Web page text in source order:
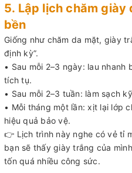
5. Lập lịch chăm
bền
Giống như chăm da mặt, giày
định kỳ”.
• Sau mỗi 2–3 ngày: lau
tích tụ.
• Sau mỗi 2–3 tuần: làm sạch
• Mỗi tháng một lần: xịt lại lớp
hiệu quả bảo vệ.
👉 Lịch trình này nghe có vẻ tỉ
bạn sẽ thấy giày trắng của
tốn quá nhiều công sức.